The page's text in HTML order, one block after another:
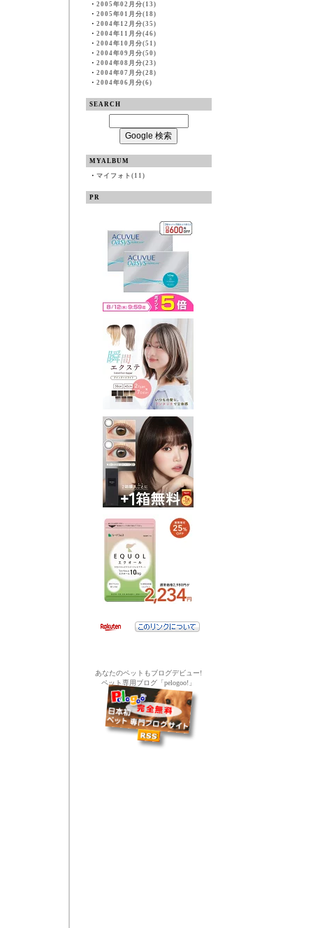
・ 2005年02月分(13)
・ 2005年01月分(18)
・ 2004年12月分(35)
・ 2004年11月分(46)
・ 2004年10月分(51)
・ 2004年09月分(50)
・ 2004年08月分(23)
・ 2004年07月分(28)
・ 2004年06月分(6)
SEARCH
MYALBUM
・ マイフォト(11)
PR
あなたのペットもブログデビュー!
ペット専用ブログ「pelogoo!」